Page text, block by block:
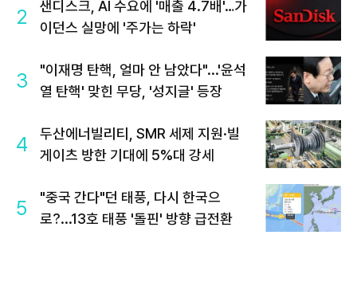
2
샌디스크, AI 수요에 '매출 4.7배'…가
이던스 실망에 '주가는 하락'
3
"이재명 탄핵, 얼마 안 남았다"...'윤석
열 탄핵' 맞힌 무당, '성지글' 등장
4
두산에너빌리티, SMR 세제 지원·빌
게이츠 방한 기대에 5%대 강세
5
"중국 간다"던 태풍, 다시 한국으
로?...13호 태풍 '돌핀' 방향 급전환